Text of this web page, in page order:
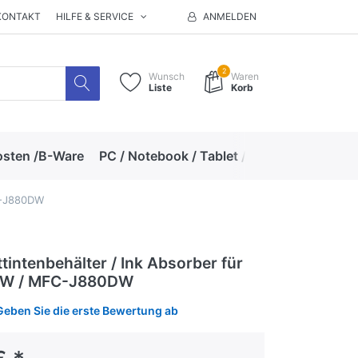
HILFE & SERVICE ANMELDEN
Wunsch
Liste
2 Waren
Korb
/B-Ware PC / Notebook / Tablet / Zubehör
/ Ink Absorber für
/ MFC-J880DW
Sie die erste Bewertung ab